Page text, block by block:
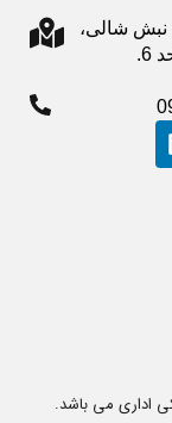
نبش شالی،
ساختمان دفتر خدمات قضایی، واحد 6.
اداری می باشد.